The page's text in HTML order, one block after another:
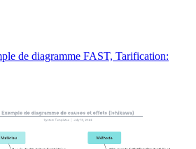
de diagramme FAST, Tarification: